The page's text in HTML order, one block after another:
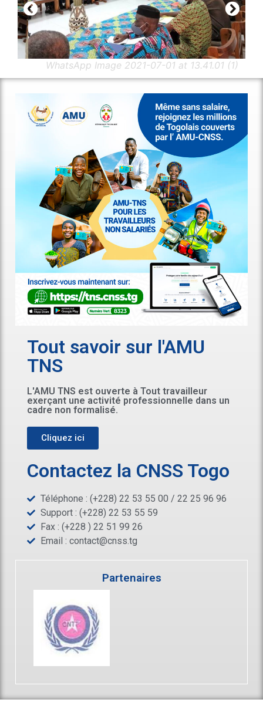
WhatsApp Image 2021-07-01 at 13.41.01 (1)
Tout savoir sur l'AMU
TNS
L'AMU TNS est ouverte à Tout travailleur
exerçant une activité professionnelle dans un
cadre non formalisé.
Cliquez ici
Contactez la CNSS Togo
Téléphone : (+228) 22 53 55 00 / 22 25 96 96
Support : (+228) 22 53 55 59
Fax : (+228 ) 22 51 99 26
Email : contact@cnss.tg
Partenaires